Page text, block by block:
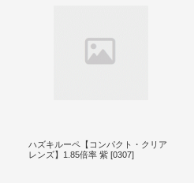
ハズキルーペ【コンパクト・クリア
レンズ】1.85倍率 紫 [0307]